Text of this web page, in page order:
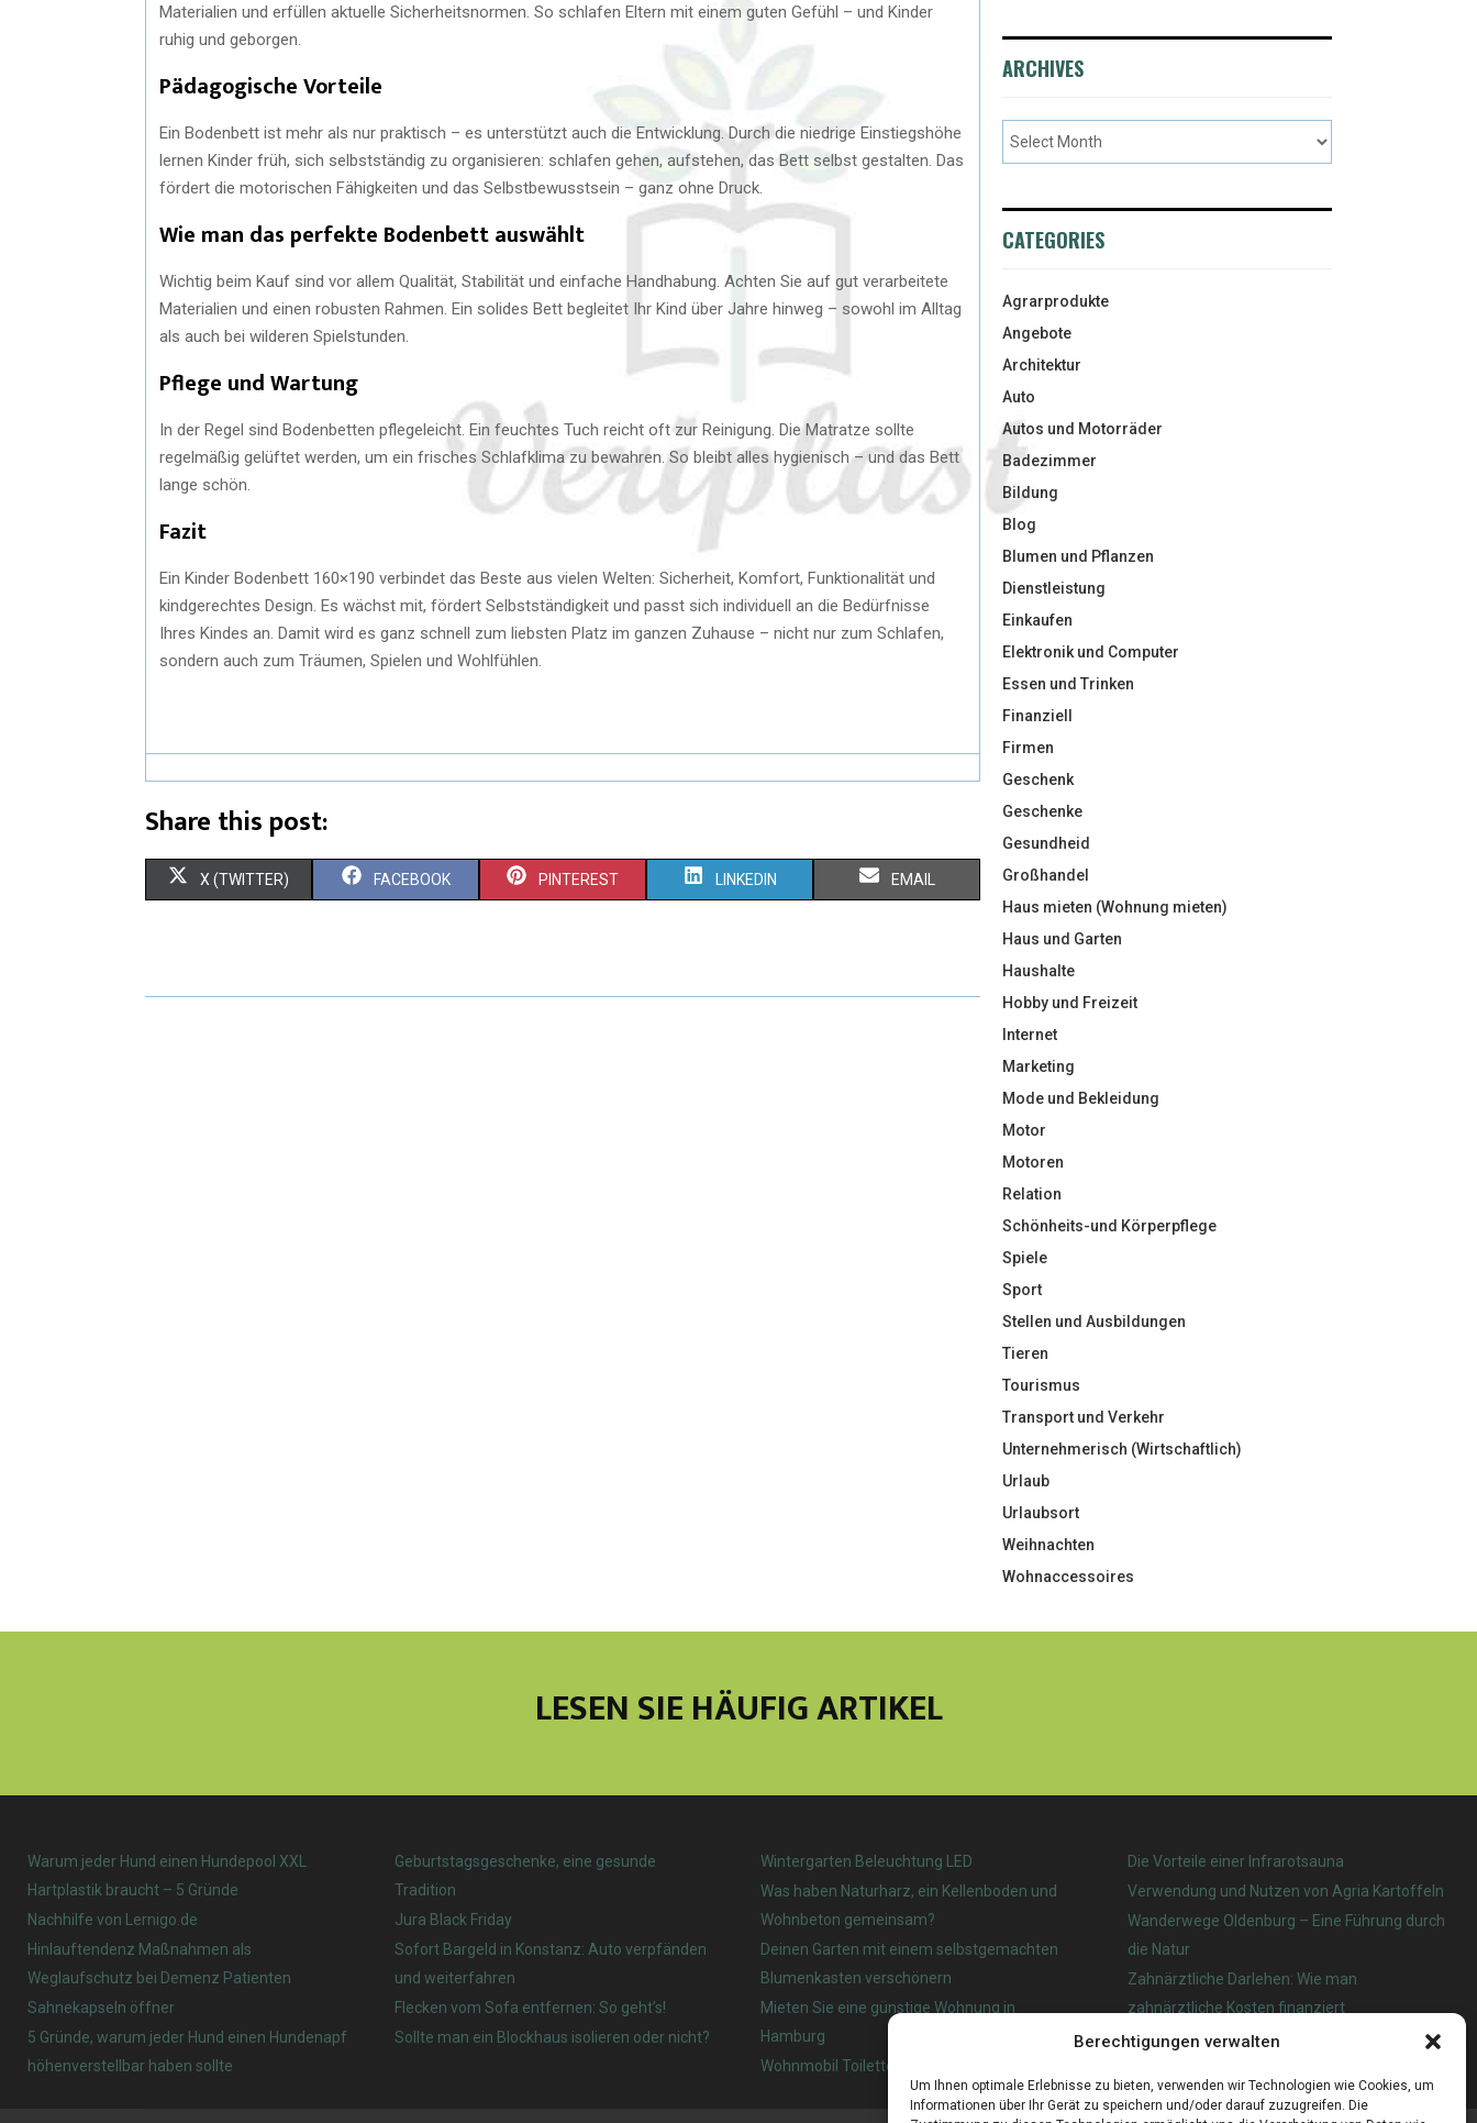
Berechtigungen verwalten
Um Ihnen optimale Erlebnisse zu bieten, verwenden wir Technologien wie Cookies, um
Informationen über Ihr Gerät zu speichern und/oder darauf zuzugreifen. Die
Materialien und erfüllen aktuelle Sicherheitsnormen. So schlafen Eltern mit einem guten Gefühl – und Kinder
ruhig und geborgen.
Pädagogische Vorteile
Ein Bodenbett ist mehr als nur praktisch – es unterstützt auch die Entwicklung. Durch die niedrige Einstiegshöhe
lernen Kinder früh, sich selbstständig zu organisieren: schlafen gehen, aufstehen, das Bett selbst gestalten. Das
fördert die motorischen Fähigkeiten und das Selbstbewusstsein – ganz ohne Druck.
Wie man das perfekte Bodenbett auswählt
Wichtig beim Kauf sind vor allem Qualität, Stabilität und einfache Handhabung. Achten Sie auf gut verarbeitete
Materialien und einen robusten Rahmen. Ein solides Bett begleitet Ihr Kind über Jahre hinweg – sowohl im Alltag
als auch bei wilderen Spielstunden.
Pflege und Wartung
In der Regel sind Bodenbetten pflegeleicht. Ein feuchtes Tuch reicht oft zur Reinigung. Die Matratze sollte
regelmäßig gelüftet werden, um ein frisches Schlafklima zu bewahren. So bleibt alles hygienisch – und das Bett
lange schön.
Fazit
Ein Kinder Bodenbett 160×190 verbindet das Beste aus vielen Welten: Sicherheit, Komfort, Funktionalität und
kindgerechtes Design. Es wächst mit, fördert Selbstständigkeit und passt sich individuell an die Bedürfnisse
Ihres Kindes an. Damit wird es ganz schnell zum liebsten Platz im ganzen Zuhause – nicht nur zum Schlafen,
sondern auch zum Träumen, Spielen und Wohlfühlen.
Share this post:
X (TWITTER) FACEBOOK PINTEREST LINKEDIN EMAIL
ARCHIVES
CATEGORIES
Agrarprodukte
Angebote
Architektur
Auto
Autos und Motorräder
Badezimmer
Bildung
Blog
Blumen und Pflanzen
Dienstleistung
Einkaufen
Elektronik und Computer
Essen und Trinken
Finanziell
Firmen
Geschenk
Geschenke
Gesundheid
Großhandel
Haus mieten (Wohnung mieten)
Haus und Garten
Haushalte
Hobby und Freizeit
Internet
Marketing
Mode und Bekleidung
Motor
Motoren
Relation
Schönheits-und Körperpflege
Spiele
Sport
Stellen und Ausbildungen
Tieren
Tourismus
Transport und Verkehr
Unternehmerisch (Wirtschaftlich)
Urlaub
Urlaubsort
Weihnachten
Wohnaccessoires
LESEN SIE HÄUFIG ARTIKEL
Warum jeder Hund einen Hundepool XXL
Hartplastik braucht – 5 Gründe
Nachhilfe von Lernigo.de
Hinlauftendenz Maßnahmen als
Weglaufschutz bei Demenz Patienten
Sahnekapseln öffner
5 Gründe, warum jeder Hund einen Hundenapf
höhenverstellbar haben sollte
Geburtstagsgeschenke, eine gesunde
Tradition
Jura Black Friday
Sofort Bargeld in Konstanz: Auto verpfänden
und weiterfahren
Flecken vom Sofa entfernen: So geht’s!
Sollte man ein Blockhaus isolieren oder nicht?
Wintergarten Beleuchtung LED
Was haben Naturharz, ein Kellenboden und
Wohnbeton gemeinsam?
Deinen Garten mit einem selbstgemachten
Blumenkasten verschönern
Mieten Sie eine günstige Wohnung in
Hamburg
Wohnmobil Toilette: Welches ist das beste?
Die Vorteile einer Infrarotsauna
Verwendung und Nutzen von Agria Kartoffeln
Wanderwege Oldenburg – Eine Führung durch
die Natur
Zahnärztliche Darlehen: Wie man
zahnärztliche Kosten finanziert